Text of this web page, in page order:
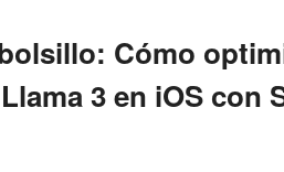
Cómo
3 en iOS con